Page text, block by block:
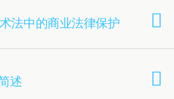
法中的商业法律保护
述